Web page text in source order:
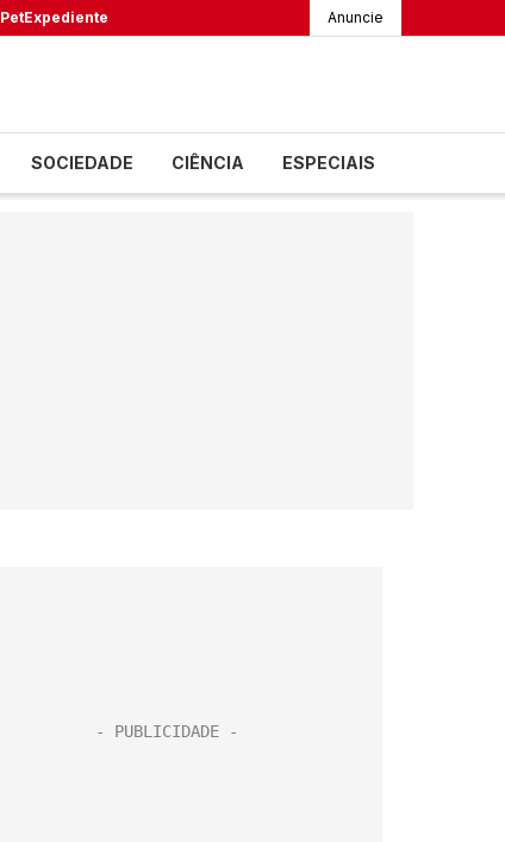
PetExpediente Anuncie
SOCIEDADE CIÊNCIA ESPECIAIS